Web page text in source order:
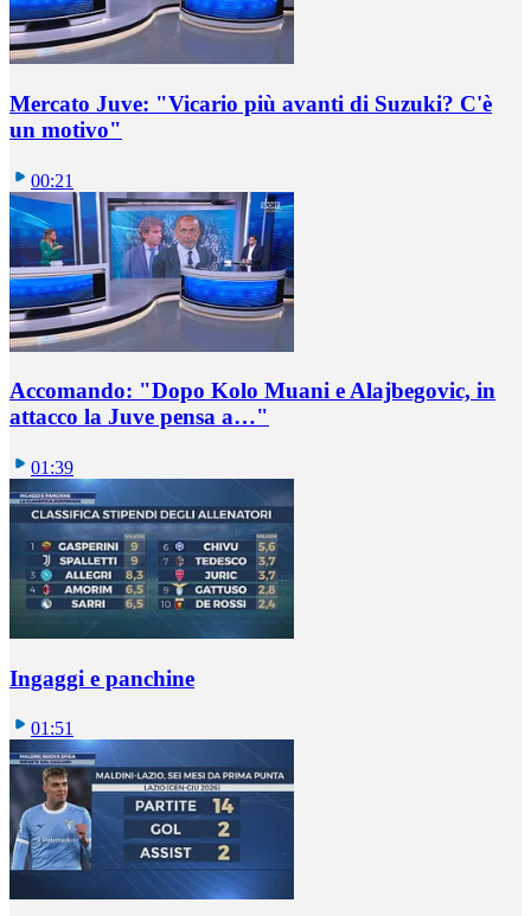
Mercato Juve: "Vicario più avanti di Suzuki? C'è
un motivo"
00:21
Accomando: "Dopo Kolo Muani e Alajbegovic, in
attacco la Juve pensa a…"
01:39
Ingaggi e panchine
01:51